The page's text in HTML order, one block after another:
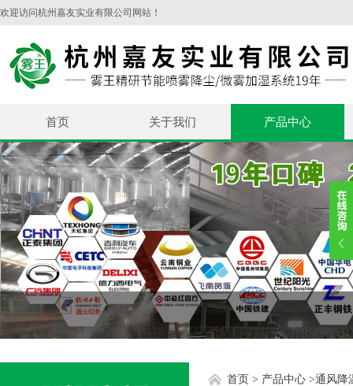
欢迎访问杭州嘉友实业有限公司网站！
首页 关于我们 产品中心
首页 > 产品中心 >通风降